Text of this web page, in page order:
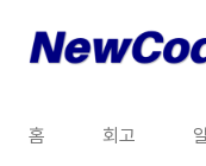
홈 회고